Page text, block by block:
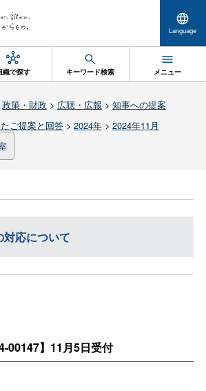
Language
織で探す キーワード検索 メニュー
政策・財政 > 広聴・広報 > 知事への提案
ご提案と回答> 2024年> 2024年11月
応について
00147】11月5日受付